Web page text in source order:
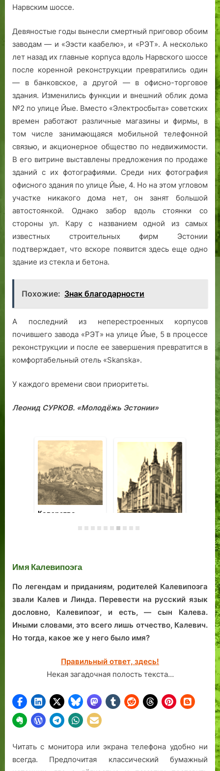
Нарвским шоссе.
Девяностые годы вынесли смертный приговор обоим
заводам — и «Ээсти каабелю», и «РЭТ». А несколько
лет назад их главные корпуса вдоль Нарвского шоссе
после коренной реконструкции превратились один
— в банковское, а другой — в офисно-торговое
здания. Изменились функции и внешний облик дома
№2 по улице Йые. Вместо «Электросбыта» советских
времен работают различные магазины и фирмы, в
том числе занимающаяся мобильной телефонной
связью, и акционерное общество по недвижимости.
В его витрине выставлены предложения по продаже
зданий с их фотографиями. Среди них фотография
офисного здания по улице Йые, 4. Но на этом угловом
участке никакого дома нет, он занят большой
автостоянкой. Однако забор вдоль стоянки со
стороны ул. Кару с названием одной из самых
известных строительных фирм Эстонии
подтверждает, что вскоре появится здесь еще одно
здание из стекла и бетона.
Похожие: Знак благодарности
А последний из неперестроенных корпусов
почившего завода «РЭТ» на улице Йые, 5 в процессе
реконструкции и после ее завершения превратится в
комфортабельный отель «Skanska».
У каждого времени свои приоритеты.
Леонид СУРКОВ. «Молодёжь Эстонии»
«В танце вы,
Таллиннский
район Нымме —
Имя Калевипоэга
По легендам и приданиям, родителей Калевипоэга
звали Калев и Линда. Перевести на русский язык
дословно, Калевипоэг, и есть, — сын Калева.
Иными словами, это всего лишь отчество, Калевич.
Но тогда, какое же у него было имя?
Правильный ответ, здесь!
Некая загадочная полость текста…
Читать с монитора или экрана телефона удобно ни
всегда. Предпочитая классический бумажный